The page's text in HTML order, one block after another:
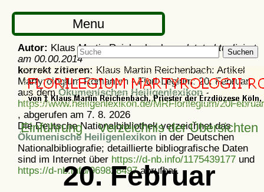
Menu
Suchen
Einführung Verzeichnis der Übersichten
20. Februar
Autor: Klaus Martin Reichenbach -zuletzt aktualisiert
am 00.00.2014
korrekt zitieren:Klaus Martin Reichenbach: Artikel
Martyrologium Romanum - Flori-Legium: 20. Februar,
aus demÖkumenischen Heiligenlexikon-
https://www.heiligenlexikon.de/MRFlorilegium/
, abgerufen am 7. 8. 2026
Die Deutsche Nationalbibliothek verzeichnet das
Ökumenische Heiligenlexikon in der Deutschen
Nationalbibliografie; detaillierte bibliografische Daten
sind im Internet über https://d-nb.info/1175439177 und
https://d-nb.info/969828497abrufbar.